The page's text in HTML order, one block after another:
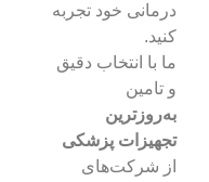
درمانی خود تجربه
کنید.
ما با انتخاب دقیق
و تامین
به‌روزترین
تجهیزات پزشکی
از شرکت‌های